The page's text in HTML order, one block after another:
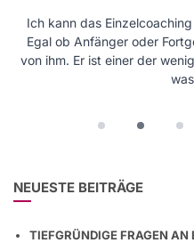
Ich kann das
Egal ob Anfänger oder
von ihm. Er ist einer der
NEUESTE BEITRÄGE
TIEFGRÜNDIGE FRAGEN